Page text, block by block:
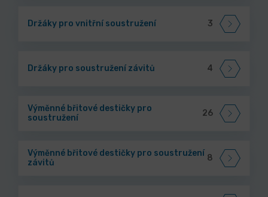
Držáky pro vnitřní soustružení 3
Držáky pro soustružení závitů 4
Výměnné břitové destičky pro
soustružení
26
Výměnné břitové destičky pro soustružení
závitů
8